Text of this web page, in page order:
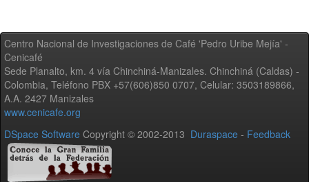
Centro Nacional de Investigaciones de Café 'Pedro Uribe Mejía' -
Cenicafé
Sede Planalto, km. 4 vía Chinchiná-Manizales. Chinchiná (Caldas) -
Colombia, Teléfono PBX +57(606)850 0707, Celular: 3503189866,
A.A. 2427 Manizales
www.cenicafe.org
DSpace Software Copyright © 2002-2013 Duraspace - Feedback